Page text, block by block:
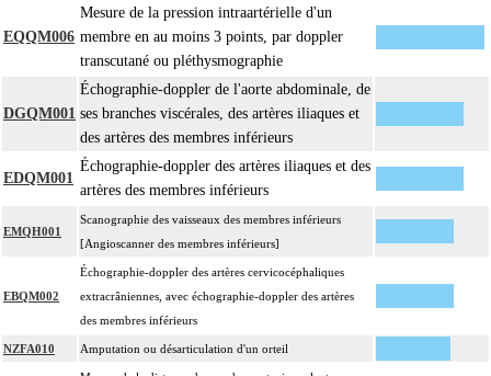
EQQM006
Mesure de la pression intraartérielle d'un
membre en au moins 3 points, par doppler
transcutané ou pléthysmographie
DGQM001
Échographie-doppler de l'aorte abdominale, de
ses branches viscérales, des artères iliaques et
des artères des membres inférieurs
EDQM001
Échographie-doppler des artères iliaques et des
artères des membres inférieurs
EMQH001
Scanographie des vaisseaux des membres inférieurs
[Angioscanner des membres inférieurs]
EBQM002
Échographie-doppler des artères cervicocéphaliques
extracrâniennes, avec échographie-doppler des artères
des membres inférieurs
NZFA010 Amputation ou désarticulation d'un orteil